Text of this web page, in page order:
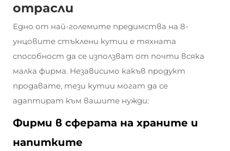
отрасли
Едно от най-големите предимства на 8-
унцовите стъклени кутии е тяхната
способност да се използват от почти всяка
малка фирма. Независимо какъв продукт
продавате, тези кутии могат да се
адаптират към вашите нужди:
Фирми в сферата на храните и
напитките